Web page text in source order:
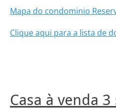
Mapa do condominio
Clique aqui para a lista de
Casa à venda